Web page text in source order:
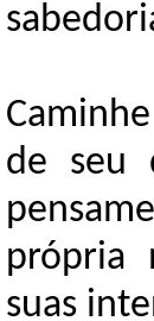
de seu
própria
suas